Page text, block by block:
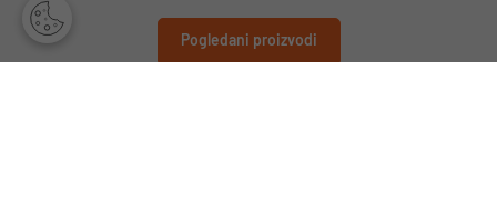
Pogledani proizvodi